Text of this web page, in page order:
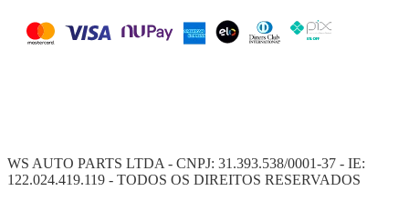
WS AUTO PARTS LTDA - CNPJ: 31.393.538/0001-37 - IE:
122.024.419.119 - TODOS OS DIREITOS RESERVADOS